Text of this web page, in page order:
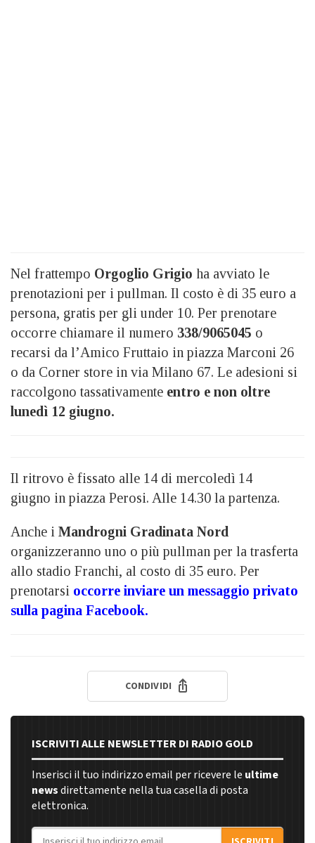
Nel frattempo Orgoglio Grigio ha avviato le
prenotazioni per i pullman. Il costo è di 35 euro a
persona, gratis per gli under 10. Per prenotare
occorre chiamare il numero 338/9065045 o
recarsi da l’Amico Fruttaio in piazza Marconi 26
o da Corner store in via Milano 67. Le adesioni si
raccolgono tassativamente entro e non oltre
lunedì 12 giugno.
Il ritrovo è fissato alle 14 di mercoledì 14
giugno in piazza Perosi. Alle 14.30 la partenza.
Anche i Mandrogni Gradinata Nord
organizzeranno uno o più pullman per la trasferta
allo stadio Franchi, al costo di 35 euro. Per
prenotarsi occorre inviare un messaggio privato
sulla pagina Facebook.
CONDIVIDI
ISCRIVITI ALLE NEWSLETTER DI RADIO GOLD
Inserisci il tuo indirizzo email per ricevere le ultime
newsdirettamente nella tua casella di posta
elettronica.
Indirizzo email